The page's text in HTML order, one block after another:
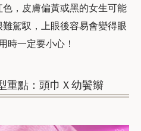
，皮膚偏黃或黑的女生可能
駕馭，上眼後容易會變得眼
時一定要小心！
重點：頭巾Ｘ幼鬢辮